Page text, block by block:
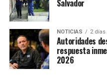
La situación mantiene en
españolas, mientras
atender la emergencia
fronterizo.
Salvador
NOTICIAS 2 días
Autoridades
respuesta
2026